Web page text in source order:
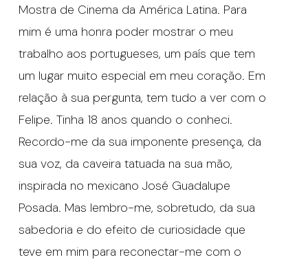
Mostra de Cinema da América Latina. Para
mim é uma honra poder mostrar o meu
trabalho aos portugueses, um país que tem
um lugar muito especial em meu coração. Em
relação à sua pergunta, tem tudo a ver com o
Felipe. Tinha 18 anos quando o conheci.
Recordo-me da sua imponente presença, da
sua voz, da caveira tatuada na sua mão,
inspirada no mexicano José Guadalupe
Posada. Mas lembro-me, sobretudo, da sua
sabedoria e do efeito de curiosidade que
teve em mim para reconectar-me com o